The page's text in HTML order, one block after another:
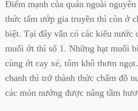
Điểm mạnh của quán ngoài
thức tẩm ướp gia truyền thì còn ở
biệt. Tại đây vẫn có các kiểu nước
muối ớt thì số 1. Những hạt muối
cùng ớt cay xé, tôm khô thơm
chanh thì trở thành thức chấm đồ
các món nướng được nâng tầm